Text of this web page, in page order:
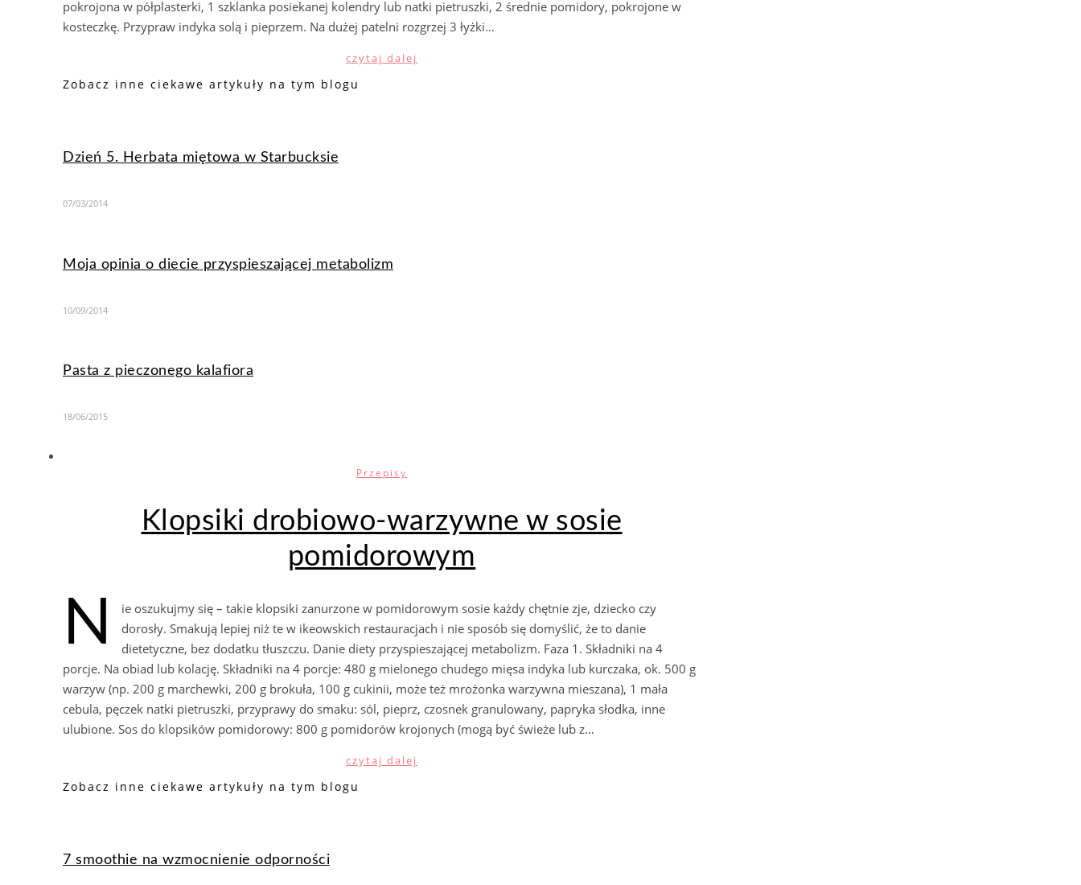
pokrojona w półplasterki, 1 szklanka posiekanej kolendry lub natki pietruszki, 2 średnie pomidory, pokrojone w
kosteczkę. Przypraw indyka solą i pieprzem. Na dużej patelni rozgrzej 3 łyżki…
czytaj dalej
Zobacz inne ciekawe artykuły na tym blogu
Dzień 5. Herbata miętowa w Starbucksie
07/03/2014
Moja opinia o diecie przyspieszającej metabolizm
10/09/2014
Pasta z pieczonego kalafiora
18/06/2015
Przepisy
Klopsiki drobiowo-warzywne w sosie
pomidorowym
N
ie oszukujmy się – takie klopsiki zanurzone w pomidorowym sosie każdy chętnie zje, dziecko czy
dorosły. Smakują lepiej niż te w ikeowskich restauracjach i nie sposób się domyślić, że to danie
dietetyczne, bez dodatku tłuszczu. Danie diety przyspieszającej metabolizm. Faza 1. Składniki na 4
porcje. Na obiad lub kolację. Składniki na 4 porcje: 480 g mielonego chudego mięsa indyka lub kurczaka, ok. 500 g
warzyw (np. 200 g marchewki, 200 g brokuła, 100 g cukinii, może też mrożonka warzywna mieszana), 1 mała
cebula, pęczek natki pietruszki, przyprawy do smaku: sól, pieprz, czosnek granulowany, papryka słodka, inne
ulubione. Sos do klopsików pomidorowy: 800 g pomidorów krojonych (mogą być świeże lub z…
czytaj dalej
Zobacz inne ciekawe artykuły na tym blogu
7 smoothie na wzmocnienie odporności